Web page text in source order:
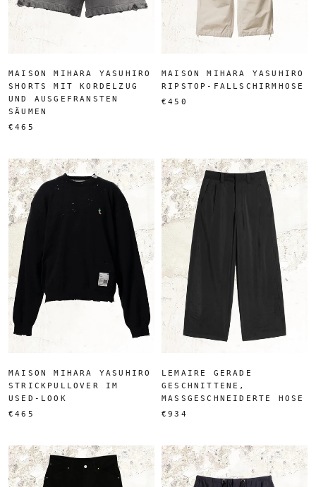
MAISON MIHARA YASUHIRO
SHORTS MIT KORDELZUG
UND AUSGEFRANSTEN
SÄUMEN
€465
MAISON MIHARA YASUHIRO
RIPSTOP-FALLSCHIRMHOSE
€450
MAISON MIHARA YASUHIRO
STRICKPULLOVER IM
USED-LOOK
€465
LEMAIRE GERADE
GESCHNITTENE,
MASSGESCHNEIDERTE HOSE
€934